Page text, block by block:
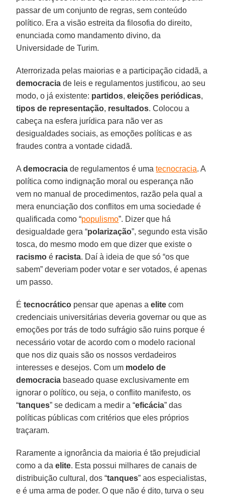
passar de um conjunto de regras, sem conteúdo
político. Era a visão estreita da filosofia do direito,
enunciada como mandamento divino, da
Universidade de Turim.
Aterrorizada pelas maiorias e a participação cidadã, a
democracia de leis e regulamentos justificou, ao seu
modo, o já existente: partidos,eleições periódicas,
tipos de representação, resultados. Colocou a
cabeça na esfera jurídica para não ver as
desigualdades sociais, as emoções políticas e as
fraudes contra a vontade cidadã.
Ademocracia de regulamentos é umatecnocracia. A
política como indignação moral ou esperança não
vem no manual de procedimentos, razão pela qual a
mera enunciação dos conflitos em uma sociedade é
qualificada como “populismo”. Dizer que há
desigualdade gera “polarização”, segundo esta visão
tosca, do mesmo modo em que dizer que existe o
racismo é racista. Daí à ideia de que só “os que
sabem” deveriam poder votar e ser votados, é apenas
um passo.
Étecnocrático pensar que apenas aelite com
credenciais universitárias deveria governar ou que as
emoções por trás de todo sufrágio são ruins porque é
necessário votar de acordo com o modelo racional
que nos diz quais são os nossos verdadeiros
interesses e desejos. Com um modelo de
democracia baseado quase exclusivamente em
ignorar o político, ou seja, o conflito manifesto, os
“tanques” se dedicam a medir a “eficácia” das
políticas públicas com critérios que eles próprios
traçaram.
Raramente a ignorância da maioria é tão prejudicial
como a daelite. Esta possui milhares de canais de
distribuição cultural, dos “tanques” aos especialistas,
e é uma arma de poder. O que não é dito, turva o seu